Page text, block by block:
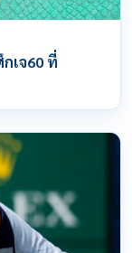
เจ60 ที่